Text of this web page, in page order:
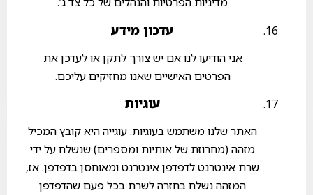
עדכון מידע
אני הודיעו לנו אם יש צורך לתקן או לעדכן את
הפרטים האישיים שאנו מחזיקים עליכם.
עוגיות
האתר שלנו משתמש בעוגיות. עוגייה היא קובץ המכיל
מזהה (מחרוזת של אותיות ומספרים) שנשלח על ידי
שרת אינטרנט לדפדפן אינטרנט ומאוחסן בדפדפן. אז,
המזהה נשלח בחזרה לשרת בכל פעם שהדפדפן